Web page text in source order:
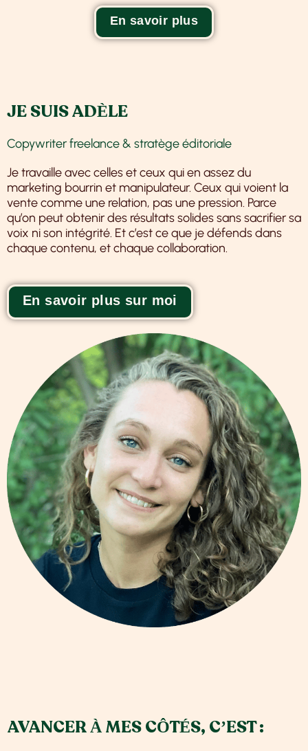
En savoir plus
JE SUIS ADÈLE
Copywriter freelance & stratège éditoriale
Je travaille avec celles et ceux qui en assez du
marketing bourrin et manipulateur. Ceux qui voient la
vente comme une relation, pas une pression. Parce
qu’on peut obtenir des résultats solides sans sacrifier sa
voix ni son intégrité. Et c’est ce que je défends dans
chaque contenu, et chaque collaboration.
En savoir plus sur moi
AVANCER À MES CÔTÉS, C’EST :